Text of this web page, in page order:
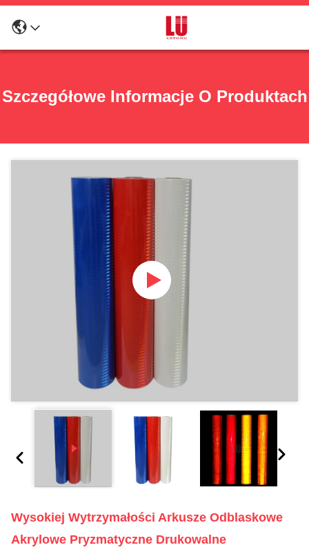
Szczegółowe Informacje O Produktach
Wysokiej Wytrzymałości Arkusze Odblaskowe
Akrylowe Pryzmatyczne Drukowalne